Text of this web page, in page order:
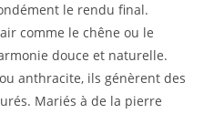
le rendu final.
comme le chêne ou le
douce et naturelle.
anthracite, ils génèrent des
Mariés à de la pierre